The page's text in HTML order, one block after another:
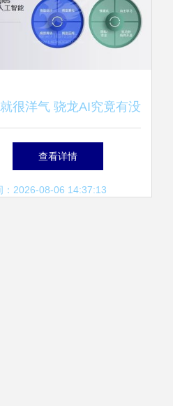
很洋气 骁龙AI究竟有没
有提升？看完你就知道
查看详情
：2026-08-06 14:37:13